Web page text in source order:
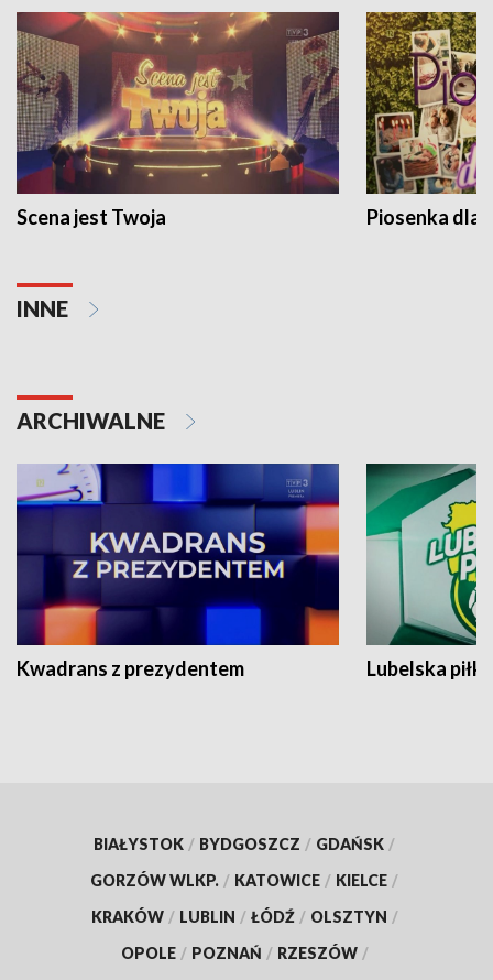
Scena jest Twoja Piosenka dla
INNE
ARCHIWALNE
Kwadrans z prezydentem Lubelska piłka
BIAŁYSTOK / BYDGOSZCZ / GDAŃSK /
GORZÓW WLKP. / KATOWICE / KIELCE /
KRAKÓW / LUBLIN / ŁÓDŹ / OLSZTYN /
OPOLE / POZNAŃ / RZESZÓW /